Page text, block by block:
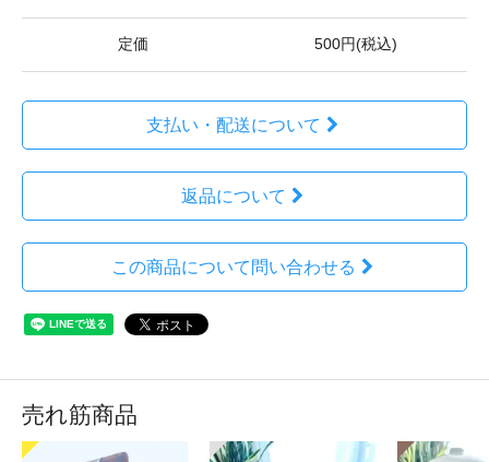
定価 500円(税込)
支払い・配送について
返品について
この商品について問い合わせる
売れ筋商品